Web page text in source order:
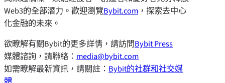
Web3的全部潛力。歡迎瀏覽Bybit.com ，探索去中心
化金融的未來。
欲瞭解有關Bybit的更多詳情，請訪問Bybit Press
媒體諮詢，請聯絡： media@bybit.com
如需瞭解最新資訊，請關註： Bybit的社群和社交媒